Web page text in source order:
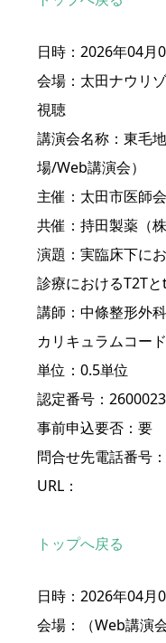
日時：2026年04月
会場：太田ナウリ
視聴
講演会名称：東毛
場/Web講演会）
主催：太田市医師会
共催：持田製薬（
演題：実臨床下に
診療におけるT2T
講師：中條整形
カリキュラムコー
単位：0.5単位
認定番号：2600023
事前申込要否：要
問合せ先電話番号
URL：
トップへ戻る
日時：2026年04月
会場：（Web講演会